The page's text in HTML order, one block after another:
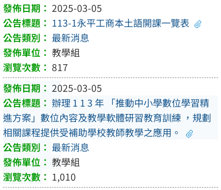
2025-03-05
113-1永平工商本土語開課一覽表
最新消息
教學組
817
2025-03-05
辦理 1 1 3 年 「推動中小學數位學習精
進方案」數位內容及教學軟體研習教育訓練 ，規劃
相關課程提供受補助學校教師教學之應用。
最新消息
教學組
1,010